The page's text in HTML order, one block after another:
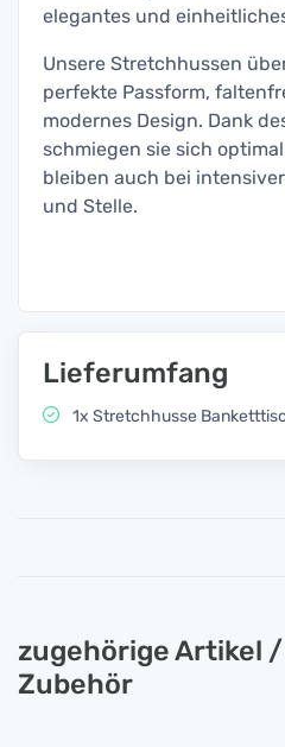
elegantes und
Unsere Stretchhussen
perfekte Passform,
modernes Design. Dank
schmiegen sie sich
bleiben auch bei
und Stelle.
Lieferumfang
1x Stretchhusse
zugehörige Artikel
Zubehör